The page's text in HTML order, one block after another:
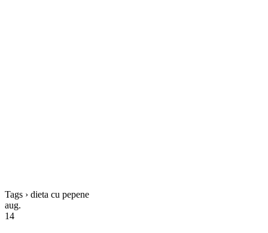
Tags › dieta cu pepene
aug.
14